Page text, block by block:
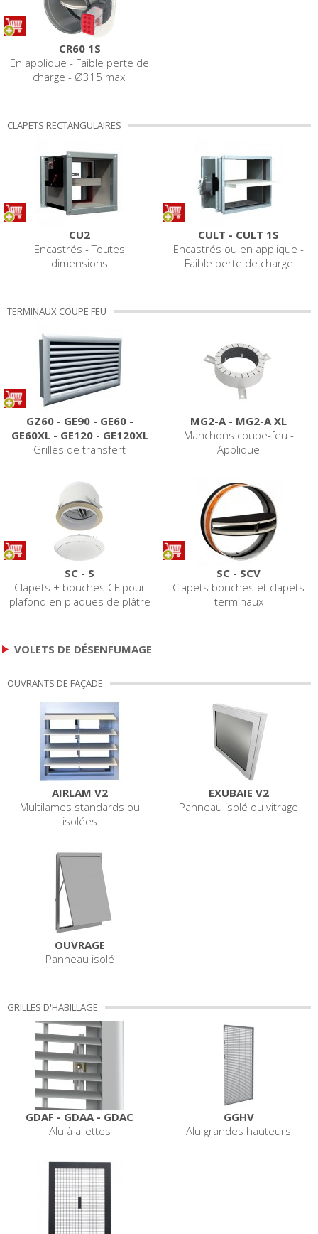
CR60 1S
En applique - Faible perte de
charge - Ø315 maxi
CLAPETS RECTANGULAIRES
CU2
Encastrés - Toutes
dimensions
CULT - CULT 1S
Encastrés ou en applique -
Faible perte de charge
TERMINAUX COUPE FEU
GZ60 - GE90 - GE60 -
GE60XL - GE120 - GE120XL
Grilles de transfert
MG2-A - MG2-A XL
Manchons coupe-feu -
Applique
SC - S
Clapets + bouches CF pour
plafond en plaques de plâtre
SC - SCV
Clapets bouches et clapets
terminaux
VOLETS DE DÉSENFUMAGE
OUVRANTS DE FAÇADE
AIRLAM V2
Multilames standards ou
isolées
EXUBAIE V2
Panneau isolé ou vitrage
OUVRAGE
Panneau isolé
GRILLES D'HABILLAGE
GDAF - GDAA - GDAC
Alu à ailettes
GGHV
Alu grandes hauteurs